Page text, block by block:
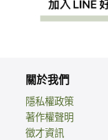
關於我們
隱私權政策
著作權聲明
徵才資訊